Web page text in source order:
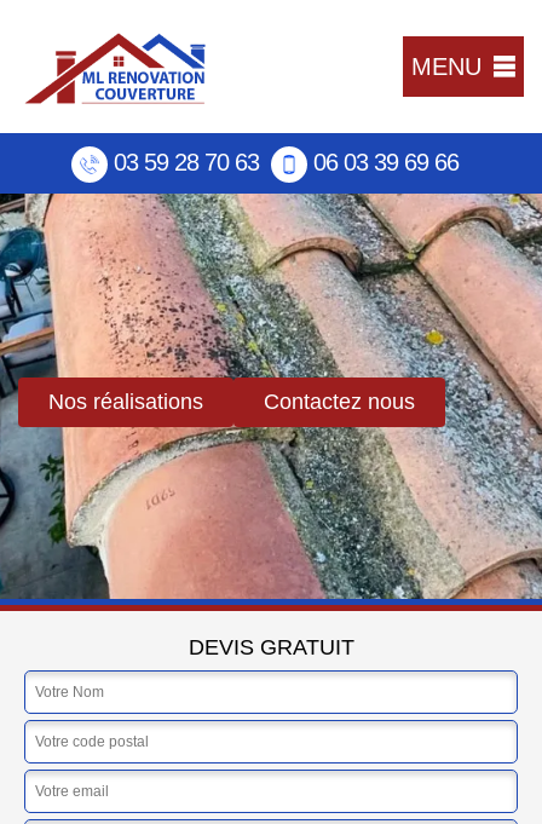
MENU
03 59 28 70 63 06 03 39 69 66
Nos réalisations Contactez nous
DEVIS GRATUIT